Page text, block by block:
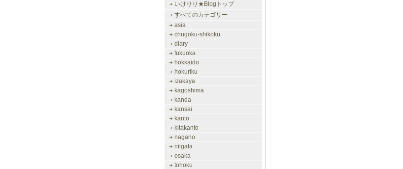
いけりり★Blogトップ
すべてのカテゴリー
asia
chugoku-shikoku
diary
fukuoka
hokkaido
hokuriku
izakaya
kagoshima
kanda
kansai
kanto
kitakanto
nagano
niigata
osaka
tohoku